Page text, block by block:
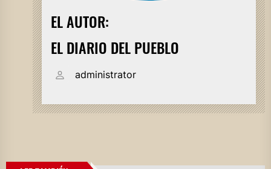
EL AUTOR:
EL DIARIO DEL PUEBLO
administrator